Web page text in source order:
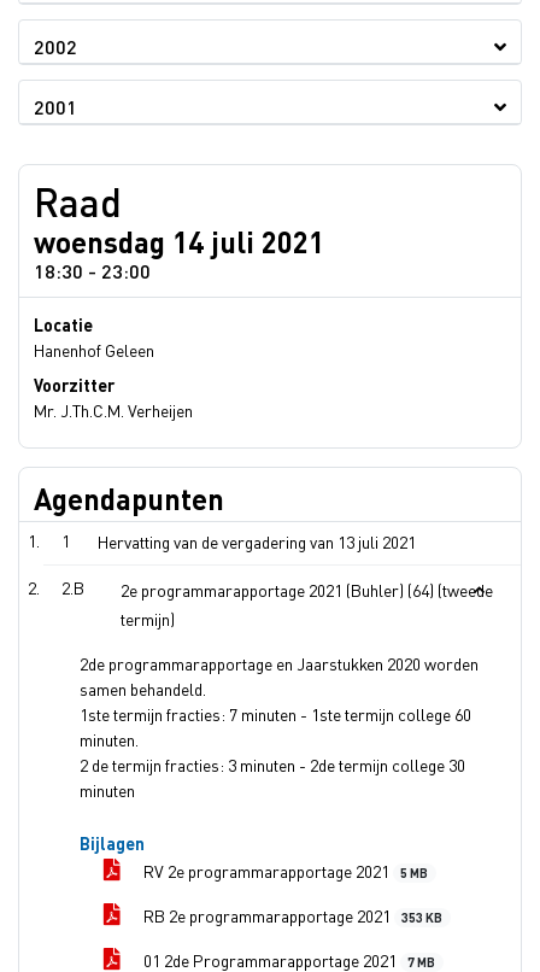
2002
2001
Raad
woensdag 14 juli 2021
18:30 - 23:00
Locatie
Hanenhof Geleen
Voorzitter
Mr. J.Th.C.M. Verheijen
Agendapunten
1 Hervatting van de vergadering van 13 juli 2021
2.B
2e programmarapportage 2021 (Buhler) (64) (tweede
termijn)
2de programmarapportage en Jaarstukken 2020 worden
samen behandeld.
1ste termijn fracties: 7 minuten - 1ste termijn college 60
minuten.
2 de termijn fracties: 3 minuten - 2de termijn college 30
minuten
Bijlagen
RV 2e programmarapportage 2021
5 MB
RB 2e programmarapportage 2021 353 KB
01 2de Programmarapportage 2021 7 MB